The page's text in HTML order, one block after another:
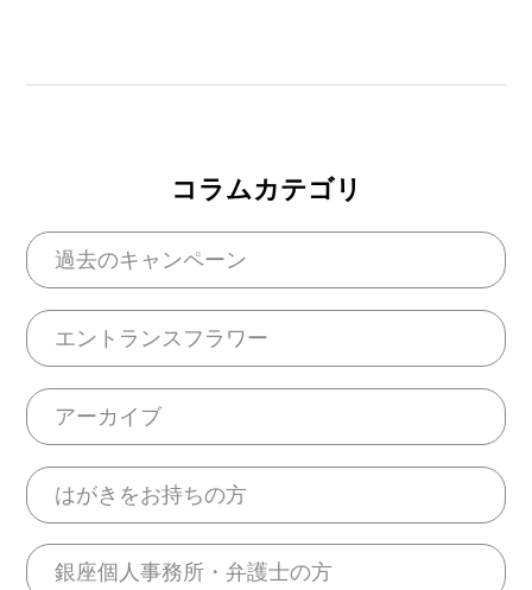
コラムカテゴリ
過去のキャンペーン
エントランスフラワー
アーカイブ
はがきをお持ちの方
銀座個人事務所・弁護士の方